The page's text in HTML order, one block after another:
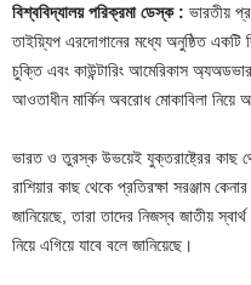
বিশ্ববিদ্যালয় পরিক্রমা ডেস্ক : ভারতীয়
তাইয়্যিপ এরদোগানের মধ্যে অনুষ্ঠিত একটি
চুক্তি এবং কাউন্টারিং আমেরিকাস
আওতাধীন মার্কিন অবরোধ মোকাবিলা নিয়ে
ভারত ও তুরস্ক উভয়েই যুক্তরাষ্ট্রের কাছ
রাশিয়ার কাছ থেকে প্রতিরক্ষা সরঞ্জাম
জানিয়েছে, তারা তাদের নিজস্ব জাতীয়
নিয়ে এগিয়ে যাবে বলে জানিয়েছে।